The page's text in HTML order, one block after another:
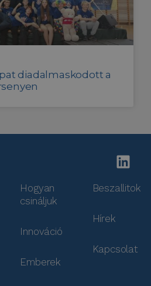
diadalmaskodott a
Hogyan
csináljuk
Innováció
Emberek
Beszallitok
Hírek
Kapcsolat